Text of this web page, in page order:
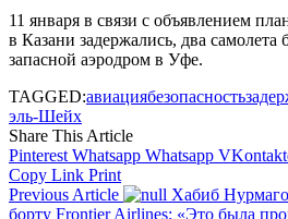
11 января в связи с объявлением
в Казани задержались, два
запасной аэродром в Уфе.
TAGGED:авиациябезопасность
эль-Шейх
Share This Article
Pinterest Whatsapp Whatsapp
Copy Link Print
Previous Article
Хабиб
борту Frontier Airlines: «Это была